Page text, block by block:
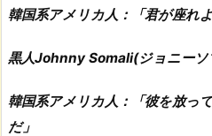
韓国系アメリカ人：「君が座れ
黒人Johnny Somali(ジョニーソ
韓国系アメリカ人：「彼を放っ
だ」